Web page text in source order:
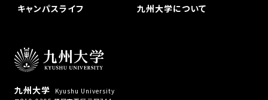
九州大学
Kyushu University
キャンパスライフ
九州大学について